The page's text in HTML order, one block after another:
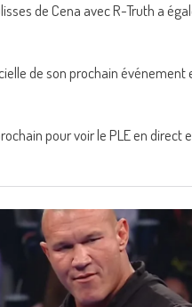
de Cena avec R-Truth a
de son prochain
pour voir le PLE en direct